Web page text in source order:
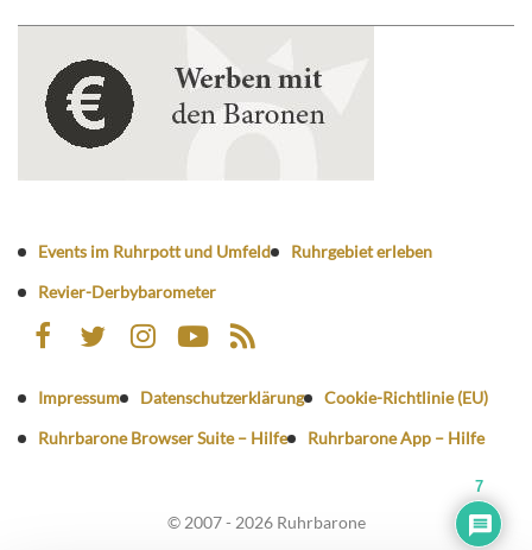
Events im Ruhrpott und Umfeld
Ruhrgebiet erleben
Revier-Derbybarometer
Impressum Datenschutzerklärung
Cookie-Richtlinie (EU)
Ruhrbarone Browser Suite – Hilfe
Ruhrbarone App – Hilfe
© 2007 - 2026 Ruhrbarone
7